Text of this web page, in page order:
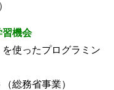
習機会
使ったプログラミン
総務省事業）